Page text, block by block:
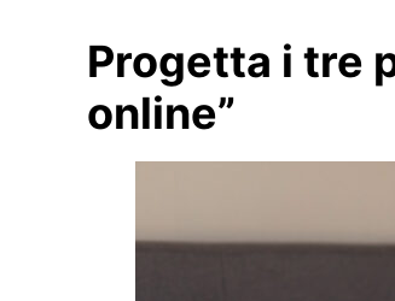
Progetta i tre
online”